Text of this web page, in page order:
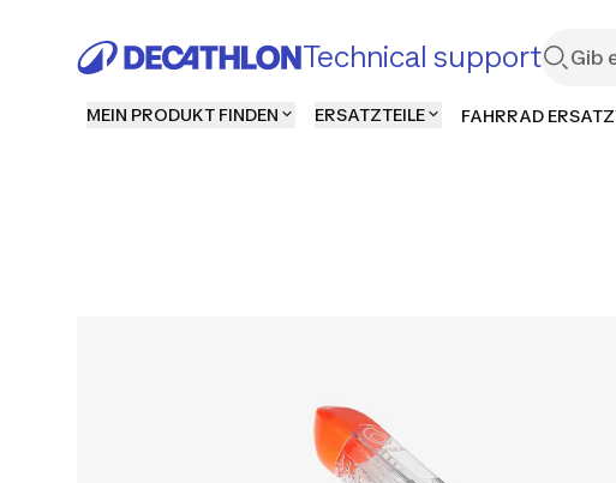
Technical support
MEIN PRODUKT FINDEN ERSATZTEILE FAHRRAD